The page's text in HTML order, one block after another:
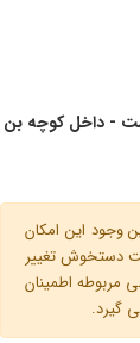
- روبروی کلینیک تامین اجتماعی شماره 1رشت - داخل کوچه بن
وجود این امکان
دستخوش تغییر
مربوطه اطمینان
گیرد.